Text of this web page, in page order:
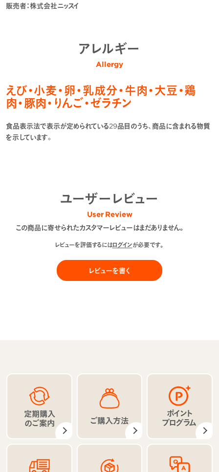
販売者：株式会社ニッスイ
アレルギー
Allergy
えび・小麦・卵・乳成分・牛肉・大豆・鶏
肉・豚肉・りんご・ゼラチン
食品表示法で表示が定められている29品目のうち、商品に含まれる物質
を示しています。
ユーザーレビュー
User Review
この商品に寄せられたカスタマーレビューはまだありません。
レビューを評価するにはログインが必要です。
レビューを書く
定期購入
のご案内 ご購入方法
ポイント
プログラム